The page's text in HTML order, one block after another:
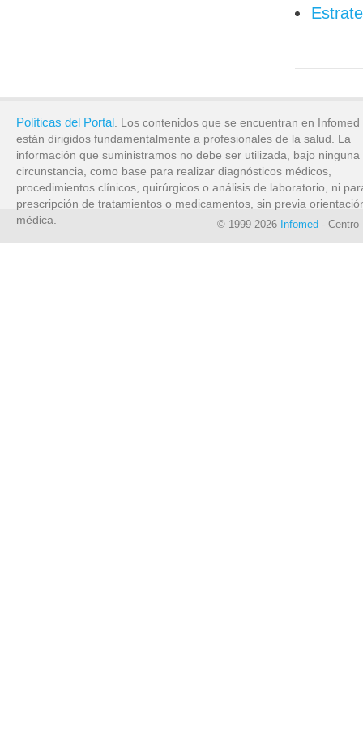
Políticas del Portal. Los contenidos que se encuentran en Infomed
están dirigidos fundamentalmente a profesionales de la salud. La
información que suministramos no debe ser utilizada, bajo ninguna
circunstancia, como base para realizar diagnósticos médicos,
procedimientos clínicos, quirúrgicos o análisis de laboratorio, ni
prescripción de tratamientos o medicamentos, sin previa
médica.
© 1999-2026 Infomed - Centro